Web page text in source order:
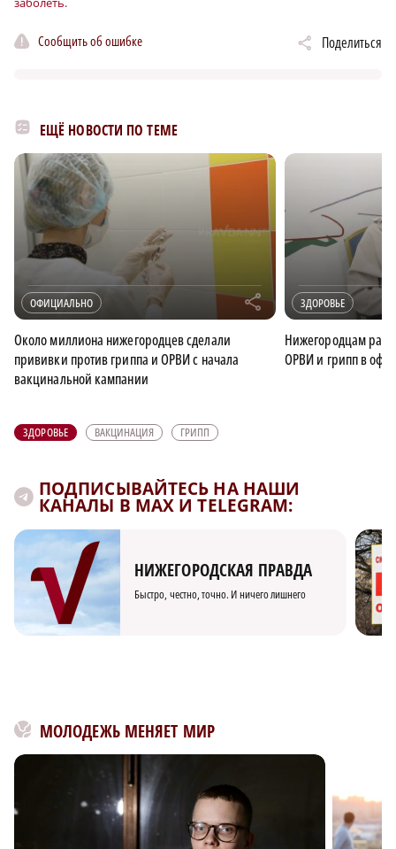
Сообщить об ошибке Поделиться
ЕЩЁ НОВОСТИ ПО ТЕМЕ
ОФИЦИАЛЬНО r
Около миллиона нижегородцев сделали
прививки против гриппа и ОРВИ с начала
вакцинальной кампании
ЗДОРОВЬЕ
Нижегородцам
ОРВИ и грипп в
ЗДОРОВЬЕ ВАКЦИНАЦИЯ ГРИПП
ПОДПИСЫВАЙТЕСЬ НА НАШИ
КАНАЛЫ В MAX И TELEGRAM:
НИЖЕГОРОДСКАЯ ПРАВДА
Быстро, честно, точно. И ничего лишнего
МОЛОДЕЖЬ МЕНЯЕТ МИР